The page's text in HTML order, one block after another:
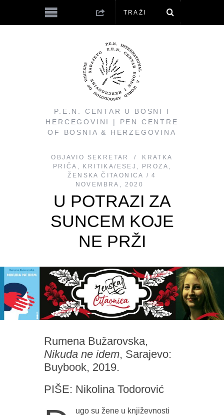
P.E.N. CENTAR U BOSNI I
HERCEGOVINI | PEN CENTRE
OF BOSNIA & HERZEGOVINA
OBJAVIO SEKRETAR
KRATKA
PRIČA , KRITIKA/ESEJ , PROZA ,
ŽENSKA ČITAONICA
4
NOVEMBRA, 2020
U POTRAZI ZA
SUNCEM KOJE
NE PRŽI
Rumena Bužarovska,
Nikuda ne idem, Sarajevo:
Buybook, 2019.
PIŠE: Nikolina Todorović
ugo su žene u književnosti